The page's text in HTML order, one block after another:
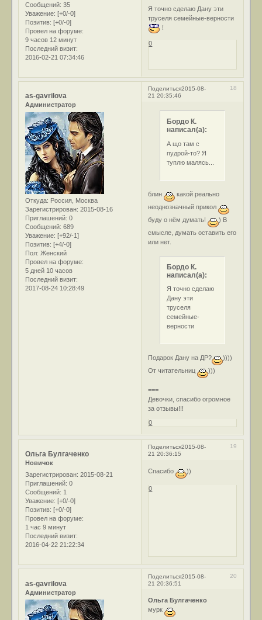
Сообщений: 35
Уважение: [+0/-0]
Позитив: [+0/-0]
Провел на форуме:
9 часов 12 минут
Последний визит:
2016-02-21 07:34:46
Я точно сделаю Дану эти
труселя семейные-верности
!
0
Поделиться 18
2015-08-
21 20:35:46
as-gavrilova
Администратор
Откуда: Россия, Москва
Зарегистрирован: 2015-08-16
Приглашений: 0
Сообщений: 689
Уважение: [+92/-1]
Позитив: [+4/-0]
Пол: Женский
Провел на форуме:
5 дней 10 часов
Последний визит:
2017-08-24 10:28:49
Бордо К.
написал(а):
А що там с
пудрой-то? Я
туплю малясь...
блин
какой реально
неоднозначный прикол
буду о нём думать!
) В
смысле, думать оставить его
или нет.
Бордо К.
написал(а):
Я точно сделаю
Дану эти
труселя
семейные-
верности
Подарок Дану на ДР?
))))
От читательниц
)))
===
Девочки, спасибо огромное
за отзывы!!!
0
Поделиться 19
2015-08-
21 20:36:15
Ольга Булгаченко
Новичок
Зарегистрирован: 2015-08-21
Приглашений: 0
Сообщений: 1
Уважение: [+0/-0]
Позитив: [+0/-0]
Провел на форуме:
1 час 9 минут
Последний визит:
2016-04-22 21:22:34
Спасибо ))
0
Поделиться 20
2015-08-
21 20:36:51
as-gavrilova
Администратор
Ольга Булгаченко
мурк